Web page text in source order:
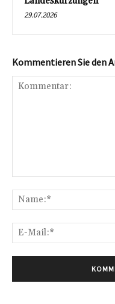
29.07.2026
Kommentieren Sie den